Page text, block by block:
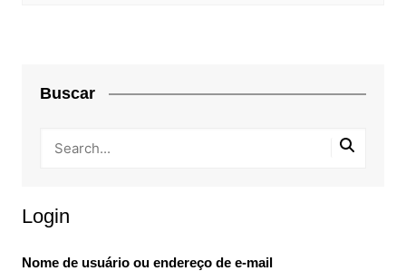
Buscar
Login
Nome de usuário ou endereço de e-mail